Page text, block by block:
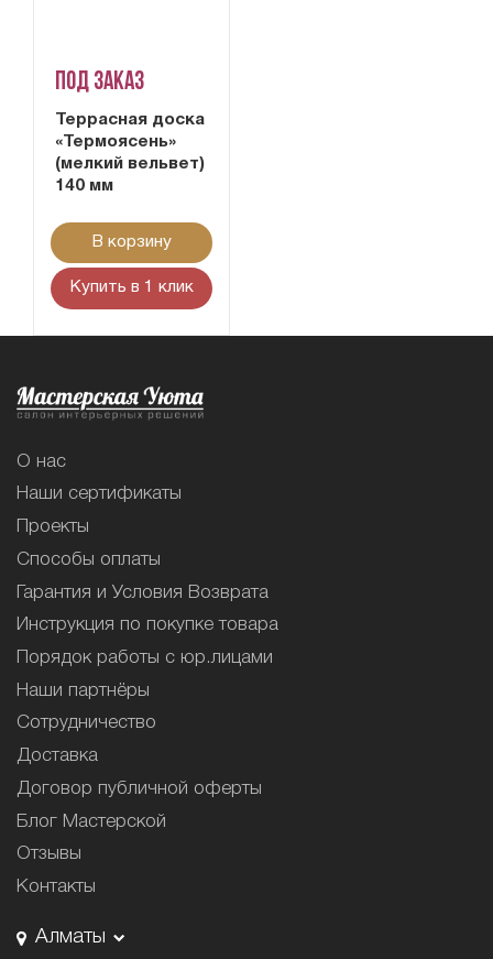
Под заказ
Террасная доска
«Термоясень»
(мелкий вельвет)
140 мм
В корзину
Купить в 1 клик
О нас
Наши сертификаты
Проекты
Способы оплаты
Гарантия и Условия Возврата
Инструкция по покупке товара
Порядок работы с юр.лицами
Наши партнёры
Сотрудничество
Доставка
Договор публичной оферты
Блог Мастерской
Отзывы
Контакты
Алматы